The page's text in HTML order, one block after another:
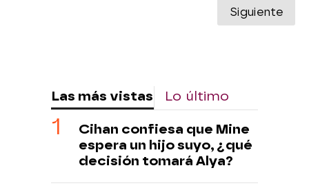
Siguiente
Las más vistas Lo último
Cihan confiesa que Mine
espera un hijo suyo, ¿qué
decisión tomará Alya?